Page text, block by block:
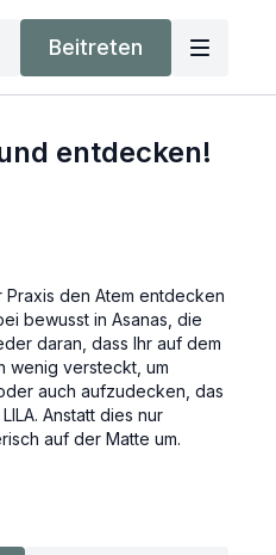
Beitreten
entdecken!
den Atem entdecken
bewusst in Asanas, die
daran, dass Ihr auf dem
wenig versteckt, um
auch aufzudecken, das
Anstatt dies nur
auf der Matte um.